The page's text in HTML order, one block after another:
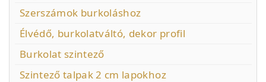
Szerszámok burkoláshoz
Élvédő, burkolatváltó, dekor profil
Burkolat szintező
Szintező talpak 2 cm lapokhoz